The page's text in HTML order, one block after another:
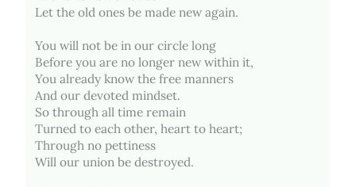
Let the old ones be made new again.
You will not be in our circle long
Before you are no longer new within it,
You already know the free manners
And our devoted mindset.
So through all time remain
Turned to each other, heart to heart;
Through no pettiness
Will our union be destroyed.